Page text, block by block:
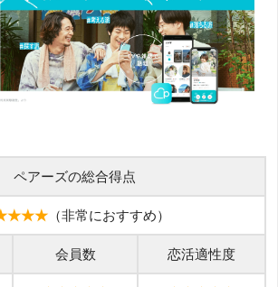
ペアーズの総合得点
（非常におすすめ）
会員数 恋活適性度